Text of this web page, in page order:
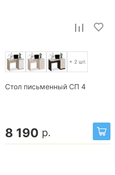
+ 2 шт.
Стол письменный СП 4
8 190 р.